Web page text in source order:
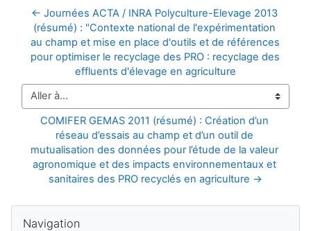
← Journées ACTA / INRA Polyculture-Elevage 2013
(résumé) : "Contexte national de l'expérimentation
au champ et mise en place d'outils et de références
pour optimiser le recyclage des PRO : recyclage des
effluents d'élevage en agriculture
Aller à…
COMIFER GEMAS 2011 (résumé) : Création d’un
réseau d’essais au champ et d’un outil de
mutualisation des données pour l’étude de la valeur
agronomique et des impacts environnementaux et
sanitaires des PRO recyclés en agriculture →
Blocs
Navigation